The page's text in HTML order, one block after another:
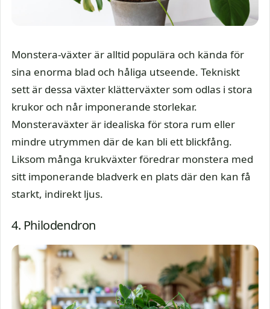
Monstera-växter är alltid populära och kända för
sina enorma blad och håliga utseende. Tekniskt
sett är dessa växter klätterväxter som odlas i stora
krukor och når imponerande storlekar.
Monsteraväxter är idealiska för stora rum eller
mindre utrymmen där de kan bli ett blickfång.
Liksom många krukväxter föredrar monstera med
sitt imponerande bladverk en plats där den kan få
starkt, indirekt ljus.
4. Philodendron